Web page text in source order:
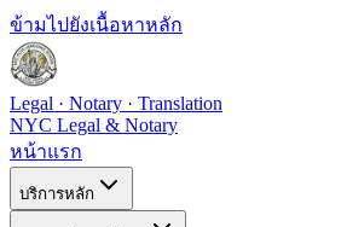
ข้ามไปยังเนื้อหาหลัก
Legal · Notary · Translation
NYC Legal & Notary
หน้าแรก
บริการหลัก